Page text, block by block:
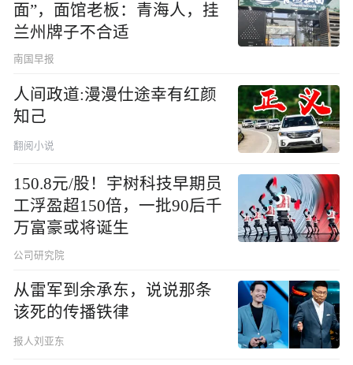
面”，面馆老板：青海人，挂
兰州牌子不合适
南国早报
人间政道:漫漫仕途幸有红颜
知己
翻阅小说
150.8元/股！宇树科技早期员
工浮盈超150倍，一批90后千
万富豪或将诞生
公司研究院
从雷军到余承东，说说那条
该死的传播铁律
报人刘亚东